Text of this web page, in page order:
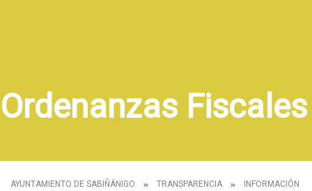
Ordenanzas Fiscales
AYUNTAMIENTO DE SABIÑÁNIGO TRANSPARENCIA INFORMACIÓN